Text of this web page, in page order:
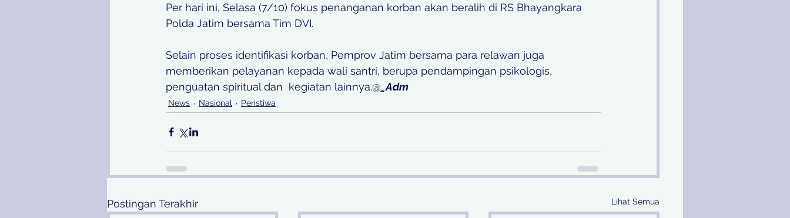
Per hari ini, Selasa (7/10) fokus penanganan korban akan beralih di RS Bhayangkara
Polda Jatim bersama Tim DVI.
Selain proses identifikasi korban, Pemprov Jatim bersama para relawan juga
memberikan pelayanan kepada wali santri, berupa pendampingan psikologis,
penguatan spiritual dan  kegiatan lainnya.@ _Adm
News Nasional Peristiwa
Postingan Terakhir Lihat Semua